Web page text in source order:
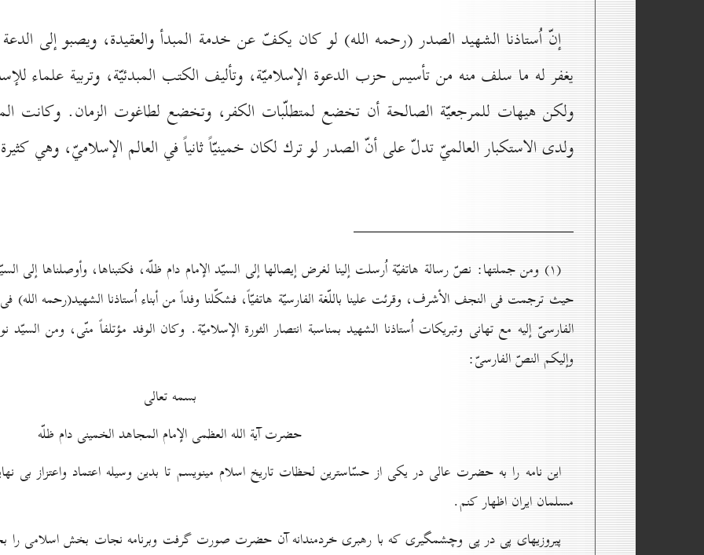
إنّ اُستاذنا الشهيد الصدر (رحمه الله) لو كان يكفّ عن خدمة المبدأ والعقيدة، ويصبو إلى الدعة
يغفر له ما سلف منه من تأسيس حزب الدعوة الإسلاميّة، وتأليف الكتب المبدئيّة، وتربية علماء
ولكن هيهات للمرجعيّة الصالحة أن تخضع لمتطلّبات الكفر، وتخضع لطاغوت الزمان. وكانت
ولدى الاستكبار العالميّ تدلّ على أنّ الصدر لو ترك لكان خمينيّاً ثانياً في العالم الإسلاميّ، وهي كثيرة
(۱) ومن جملتها: نصّ رسالة هاتفيّة اُرسلت إلينا لغرض إيصالها إلى السيّد الإمام دام ظلّه، فكتبناها، وأوصلناها إلى
حيث ترجمت فى النجف الأشرف، وقرئت علينا باللّغة الفارسيّة هاتفيّاً، فشكّلنا وفداً من أبناء اُستاذنا الشهيد(رحمه الله) فى
الفارسىّ إليه مع تهانى وتبريكات اُستاذنا الشهيد بمناسبة انتصار الثورة الإسلاميّة. وكان الوفد مؤتلفاً منّى، ومن
وإليكم النصّ الفارسىّ:
بسمه تعالى
حضرت آية الله العظمى الإمام المجاهد الخمينى دام ظلّه
اين نامه را به حضرت عالى در يكى از حسّاسترين لحظات تاريخ اسلام مينويسم تا بدين وسيله اعتماد واعتزاز بى
مسلمان ايران اظهار كنم.
پيروزيهاى پى در پى وچشمگيرى كه با رهبرى خردمندانه آن حضرت صورت گرفت وبرنامه نجات بخش اسلامى را